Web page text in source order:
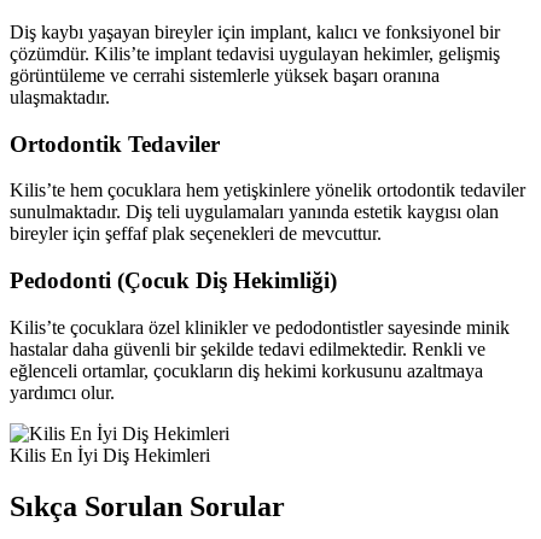
Diş kaybı yaşayan bireyler için implant, kalıcı ve fonksiyonel bir
çözümdür. Kilis’te implant tedavisi uygulayan hekimler, gelişmiş
görüntüleme ve cerrahi sistemlerle yüksek başarı oranına
ulaşmaktadır.
Ortodontik Tedaviler
Kilis’te hem çocuklara hem yetişkinlere yönelik ortodontik tedaviler
sunulmaktadır. Diş teli uygulamaları yanında estetik kaygısı olan
bireyler için şeffaf plak seçenekleri de mevcuttur.
Pedodonti (Çocuk Diş Hekimliği)
Kilis’te çocuklara özel klinikler ve pedodontistler sayesinde minik
hastalar daha güvenli bir şekilde tedavi edilmektedir. Renkli ve
eğlenceli ortamlar, çocukların diş hekimi korkusunu azaltmaya
yardımcı olur.
Kilis En İyi Diş Hekimleri
Sıkça Sorulan Sorular